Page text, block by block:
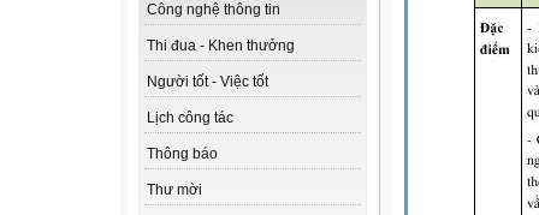
Công nghệ thông tin
Thi đua - Khen thưởng
Người tốt - Việc tốt
Lịch công tác
Thông báo
Thư mời